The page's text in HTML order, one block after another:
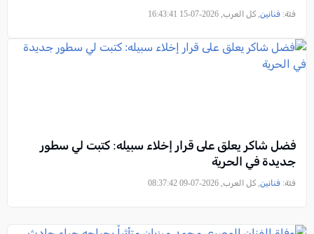
فئة: فنانين, كل العرب, 2026-07-15 16:43:41
فضل شاكر يعلق على قرار إخلاء سبيله: كتبت لي سطور
جديدة في الحرية
فئة: فنانين, كل العرب, 2026-07-09 08:37:42